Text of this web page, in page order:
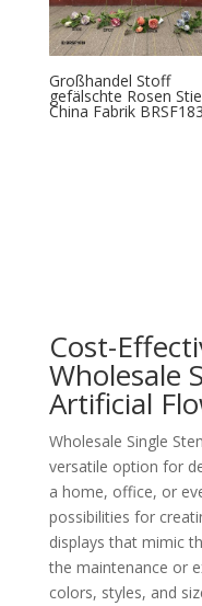
Großhandel Stoff
gefälschte Rosen
China Fabrik
Cost-
Wholesale
Artificial
Wholesale Single
versatile option for
a home, office, or
possibilities for
displays that mimic
the maintenance or
colors, styles, and